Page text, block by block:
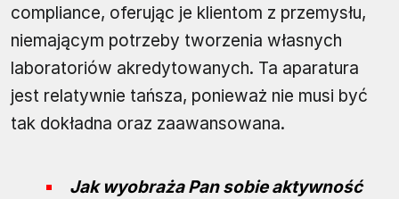
compliance, oferując je klientom z przemysłu,
niemającym potrzeby tworzenia własnych
laboratoriów akredytowanych. Ta aparatura
jest relatywnie tańsza, ponieważ nie musi być
tak dokładna oraz zaawansowana.
Jak wyobraża Pan sobie aktywność